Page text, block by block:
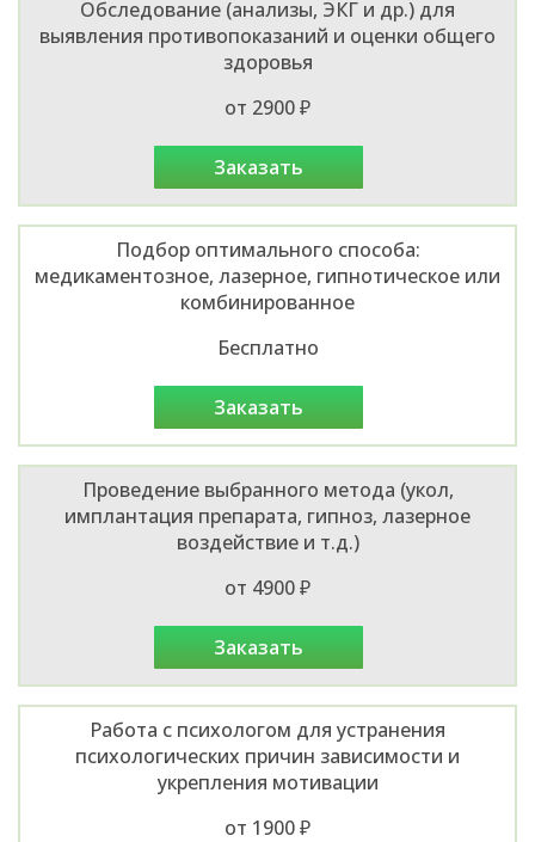
Обследование (анализы, ЭКГ и др.) для
выявления противопоказаний и оценки общего
здоровья
от 2900 ₽
заказать
Подбор оптимального способа:
медикаментозное, лазерное, гипнотическое или
комбинированное
Бесплатно
заказать
Проведение выбранного метода (укол,
имплантация препарата, гипноз, лазерное
воздействие и т.д.)
от 4900 ₽
заказать
Работа с психологом для устранения
психологических причин зависимости и
укрепления мотивации
от 1900 ₽